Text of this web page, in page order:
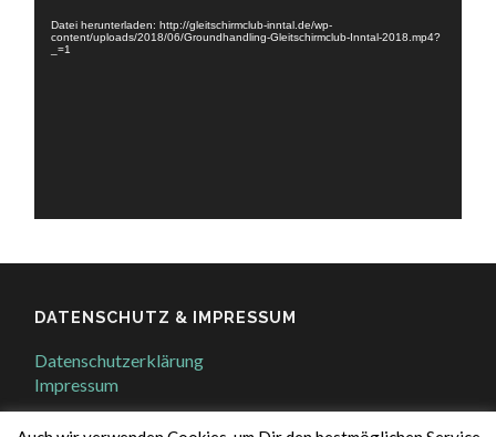
Datei herunterladen: http://gleitschirmclub-inntal.de/wp-
content/uploads/2018/06/Groundhandling-Gleitschirmclub-Inntal-2018.mp4?
_=1
DATENSCHUTZ & IMPRESSUM
Datenschutzerklärung
Impressum